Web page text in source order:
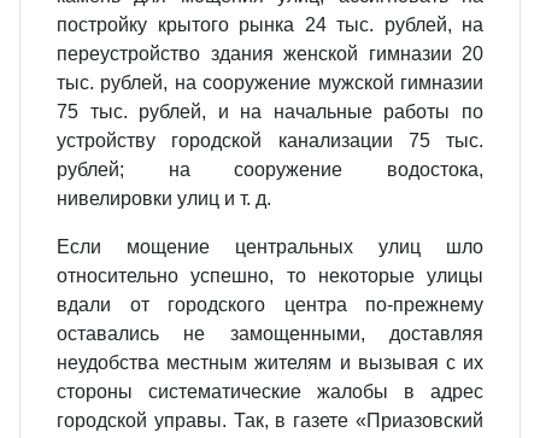
постройку крытого рынка 24 тыс. рублей, на
переустройство здания женской гимназии 20
тыс. рублей, на сооружение мужской гимназии
75 тыс. рублей, и на начальные работы по
устройству городской канализации 75 тыс.
рублей; на сооружение водостока,
нивелировки улиц и т. д.
Если мощение центральных улиц шло
относительно успешно, то некоторые улицы
вдали от городского центра по-прежнему
оставались не замощенными, доставляя
неудобства местным жителям и вызывая с их
стороны систематические жалобы в адрес
городской управы. Так, в газете «Приазовский